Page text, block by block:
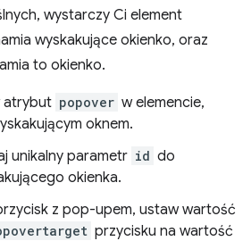
wystarczy Ci element
wyskakujące okienko, oraz
to okienko.
atrybut popover w elemencie,
oknem.
unikalny parametr id do
okienka.
z pop-upem, ustaw wartość
przycisku na wartość